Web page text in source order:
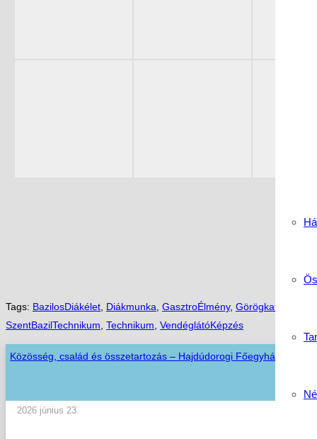
Tags: BazilosDiákélet Diákmunka GasztroÉlmény,
SzentBazilTechnikum Technikum VendéglátóKépzés
Közösség, család és összetartozás – Hajdúdorogi Főegyházmegyei
2026 június 23.